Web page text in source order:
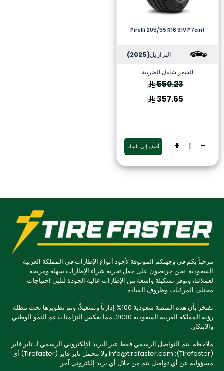
Pirelli 205/55 R16 91V P7cint
البرازيل(2025)
السعر شامل الضريبة
550.23
357.65
-
+ أضف إلى السلة
مرحباً بكم في وجهتكم الموثوقة لأجود أنواع الإطارات في المملكة العربية
السعودية. نحن حريصون على جعل تجربة شراء الإطارات سهلة ومريحة
لعملائنا، ونوفر تشكيلة واسعة من الإطارات عالية الجودة لتلبي احتياجات
مختلف المركبات وظروف القيادة.
نفتخر بأن هذه المنصة سعودية 100% إدارتاً وتشغيلاً، وتم تطويرها تحت مظلة
رؤية المملكة العربية السعودية 2030، مما يعكس التزامنا بدعم النمو الوطني
والابتكار.
ملاحظة: يتم التواصل الرسمي فقط عبر البريد الإلكتروني الرسمي لـ تاير فاير
(Tirefaster): info@tirefaster.com ولا تتحمل تاير فاير (Tirefaster) أي
مسؤولية عن أي تواصل يتم من خلال أي بريد إلكتروني آخر.